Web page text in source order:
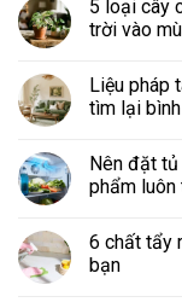
5 loại cây
trời vào
Liệu pháp
tìm lại
Nên đặt
phẩm luôn
6 chất tẩy
bạn